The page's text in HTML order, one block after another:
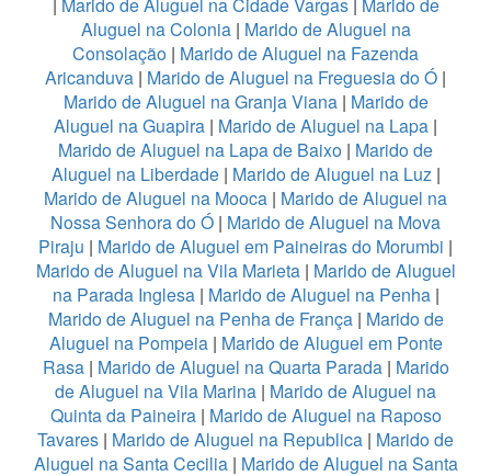
Aluguel na Colonia| Marido de Aluguel na
Consolação | Marido de Aluguel na Fazenda
Aricanduva | Marido de Aluguel na Freguesia do Ó |
Marido de Aluguel na Granja Viana| Marido de
Aluguel na Guapira | Marido de Aluguel na Lapa |
Marido de Aluguel na Lapa de Baixo | Marido de
Aluguel na Liberdade | Marido de Aluguel na Luz|
Marido de Aluguel na Mooca | Marido de Aluguel na
Nossa Senhora do Ó | Marido de Aluguel na Mova
Piraju | Marido de Aluguel em Paineiras do Morumbi |
Marido de Aluguel na Vila Marieta| Marido de Aluguel
na Parada Inglesa | Marido de Aluguel na Penha|
Marido de Aluguel na Penha de França | Marido de
Aluguel na Pompeia| Marido de Aluguel em Ponte
Rasa| Marido de Aluguel na Quarta Parada| Marido
de Aluguel na Vila Marina | Marido de Aluguel na
Quinta da Paineira| Marido de Aluguel na Raposo
Tavares | Marido de Aluguel na Republica | Marido de
Aluguel na Santa Cecilia| Marido de Aluguel na Santa